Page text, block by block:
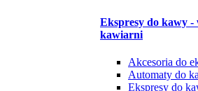
Ekspresy do kawy -
kawiarni
Akcesoria do
Automaty do
Ekspresy do